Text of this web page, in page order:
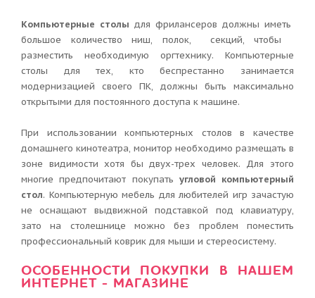
Компьютерные столы для фрилансеров должны иметь
большое количество ниш, полок, секций, чтобы
разместить необходимую оргтехнику. Компьютерные
столы для тех, кто беспрестанно занимается
модернизацией своего ПК, должны быть максимально
открытыми для постоянного доступа к машине.
При использовании компьютерных столов в качестве
домашнего кинотеатра, монитор необходимо размещать в
зоне видимости хотя бы двух-трех человек. Для этого
многие предпочитают покупать угловой компьютерный
стол. Компьютерную мебель для любителей игр зачастую
не оснащают выдвижной подставкой под клавиатуру,
зато на столешнице можно без проблем поместить
профессиональный коврик для мыши и стереосистему.
ОСОБЕННОСТИ ПОКУПКИ В НАШЕМ
ИНТЕРНЕТ - МАГАЗИНЕ